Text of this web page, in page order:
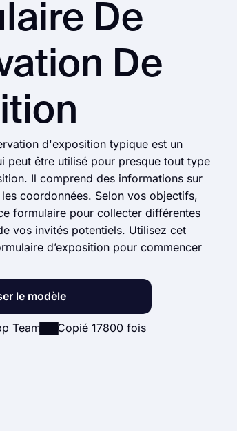
De
De
d'exposition typique est un
peut être utilisé pour presque tout type
Il comprend des informations sur
les coordonnées. Selon vos objectifs,
formulaire pour collecter différentes
vos invités potentiels. Utilisez cet
d’exposition pour commencer
le modèle
Team Copié 17800 fois